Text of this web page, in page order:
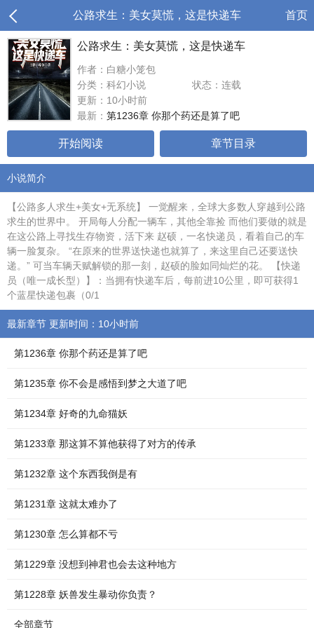
公路求生：美女莫慌，这是快递车 首页
公路求生：美女莫慌，这是快递车
作者：白糖小笼包
分类：科幻小说
状态：连载
更新：10小时前
最新： 第1236章 你那个药还是算了吧
开始阅读 章节目录
小说简介
【公路多人求生+美女+无系统】 一觉醒来，全球大多数人穿越到公路
求生的世界中。 开局每人分配一辆车，其他全靠捡 而他们要做的就是
在这公路上寻找生存物资，活下来 赵硕，一名快递员，看着自己的车
辆一脸复杂。 “在原来的世界送快递也就算了，来这里自己还要送快
递。” 可当车辆天赋解锁的那一刻，赵硕的脸如同灿烂的花。 【快递
员（唯一成长型）】：当拥有快递车后，每前进10公里，即可获得1
个蓝星快递包裹（0/1
最新章节 更新时间：10小时前
第1236章 你那个药还是算了吧
第1235章 你不会是感悟到梦之大道了吧
第1234章 好奇的九命猫妖
第1233章 那这算不算他获得了对方的传承
第1232章 这个东西我倒是有
第1231章 这就太难办了
第1230章 怎么算都不亏
第1229章 没想到神君也会去这种地方
第1228章 妖兽发生暴动你负责？
全部章节